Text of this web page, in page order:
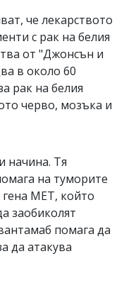
че лекарството
с рак на белия
от "Джонсън и
в около 60
рак на белия
черво, мозъка и
начина. Тя
на туморите
MET, който
заобиколят
помага да
да атакува